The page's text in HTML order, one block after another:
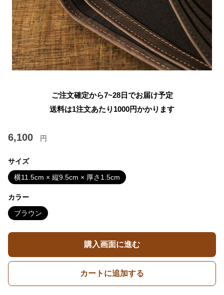
ご注文確定から7~28日でお届け予定
送料は1注文あたり 1000円かかります
6,100 円
サイズ
横11.5cm × 縦9.5cm × 厚さ1.5cm
カラー
ブラウン
購入画面に進む
カートに追加する